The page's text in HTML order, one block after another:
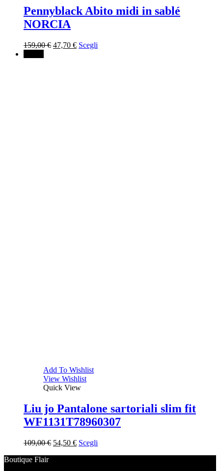
Pennyblack Abito midi in sablé
NORCIA
159,00€ Il
47,70 €IlScegli
Add To Wishlist
View Wishlist
Quick View
Liu jo Pantalone sartoriali slim fit
WF1131T78960307
109,00€ Il
54,50 €IlScegli
Boutique Flair